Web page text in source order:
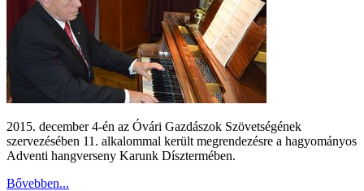
2015. december 4-én az Óvári Gazdászok Szövetségének
szervezésében 11. alkalommal került megrendezésre a hagyományos
Adventi hangverseny Karunk Dísztermében.
Bővebben...